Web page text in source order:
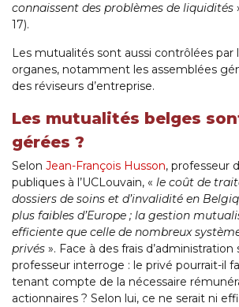
connaissent des problèmes de liquidités
17).
Les mutualités sont aussi contrôlées par
organes, notamment les assemblées
des réviseurs d’entreprise.
Les mutualités belges
gérées ?
Selon Jean-François Husson, professeur
publiques à l’UCLouvain, « le coût de
dossiers de soins et d’invalidité en
plus faibles d’Europe ; la gestion
efficiente que celle de nombreux
privés ». Face à des frais d’administration
professeur interroge : le privé pourrait-il
tenant compte de la nécessaire
actionnaires ? Selon lui, ce ne serait ni